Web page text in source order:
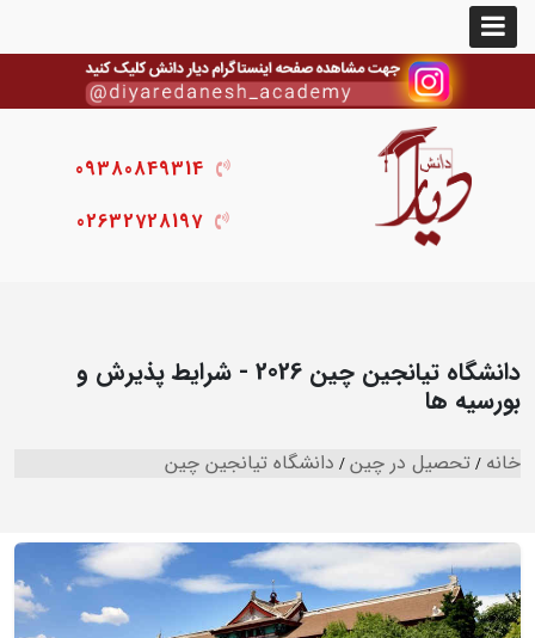
09380849314
02632728197
دانشگاه تیانجین چین 2026 - شرایط پذیرش و
بورسیه ها
خانه تحصیل در چین دانشگاه تیانجین چین